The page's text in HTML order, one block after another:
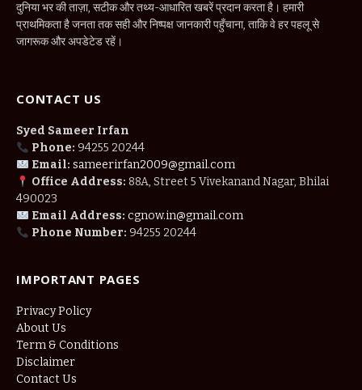
दुनिया भर की ताज़ा, सटीक और तथ्य-आधारित खबरें प्रदान करता है। हमारी
प्राथमिकता है जनता तक सही और निष्पक्ष जानकारी पहुँचाना, ताकि वे हर पहलू से
जागरूक और अपडेटेड रहें।
CONTACT US
Syed Sameer Irfan
Phone: 94255 20244
Email: sameerirfan2009@gmail.com
Office Address: 88A, Street 5 Vivekanand Nagar, Bhilai
490023
Email Address: cgnow.in@gmail.com
Phone Number: 94255 20244
IMPORTANT PAGES
Privacy Policy
About Us
Term & Conditions
Disclaimer
Contact Us